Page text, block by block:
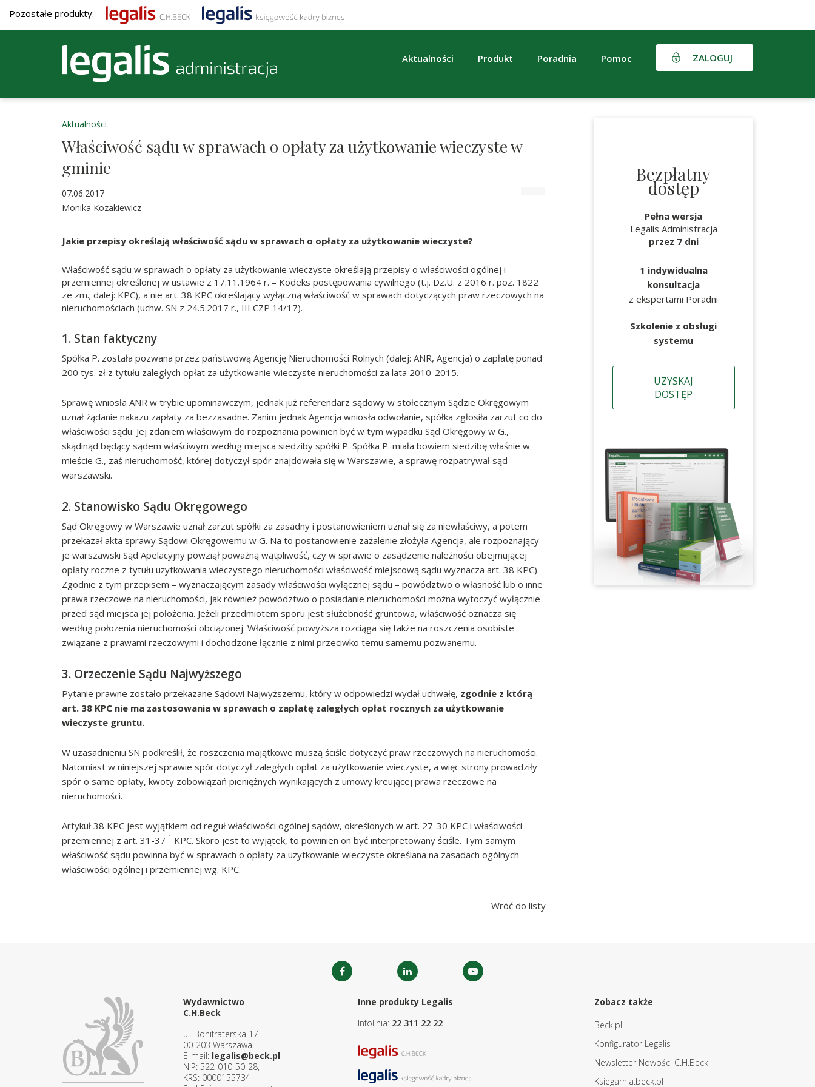
Pozostałe produkty:
Aktualności Produkt Poradnia Pomoc ZALOGUJ
Aktualności
Właściwość sądu w sprawach o opłaty za użytkowanie wieczyste w
gminie
07.06.2017
Monika Kozakiewicz
Jakie przepisy określają właściwość sądu w sprawach o opłaty za użytkowanie wieczyste?
Właściwość sądu w sprawach o opłaty za użytkowanie wieczyste określają przepisy o właściwości ogólnej i
przemiennej określonej w ustawie z 17.11.1964 r. – Kodeks postępowania cywilnego (t.j. Dz.U. z 2016 r. poz. 1822
ze zm.; dalej: KPC), a nie art. 38 KPC określający wyłączną właściwość w sprawach dotyczących praw rzeczowych na
nieruchomościach (uchw. SN z 24.5.2017 r., III CZP 14/17).
1. Stan faktyczny
Spółka P. została pozwana przez państwową Agencję Nieruchomości Rolnych (dalej: ANR, Agencja) o zapłatę ponad
200 tys. zł z tytułu zaległych opłat za użytkowanie wieczyste nieruchomości za lata 2010-2015.
Sprawę wniosła ANR w trybie upominawczym, jednak już referendarz sądowy w stołecznym Sądzie Okręgowym
uznał żądanie nakazu zapłaty za bezzasadne. Zanim jednak Agencja wniosła odwołanie, spółka zgłosiła zarzut co do
właściwości sądu. Jej zdaniem właściwym do rozpoznania powinien być w tym wypadku Sąd Okręgowy w G.,
skądinąd będący sądem właściwym według miejsca siedziby spółki P. Spółka P. miała bowiem siedzibę właśnie w
mieście G., zaś nieruchomość, której dotyczył spór znajdowała się w Warszawie, a sprawę rozpatrywał sąd
warszawski.
2. Stanowisko Sądu Okręgowego
Sąd Okręgowy w Warszawie uznał zarzut spółki za zasadny i postanowieniem uznał się za niewłaściwy, a potem
przekazał akta sprawy Sądowi Okręgowemu w G. Na to postanowienie zażalenie złożyła Agencja, ale rozpoznający
je warszawski Sąd Apelacyjny powziął poważną wątpliwość, czy w sprawie o zasądzenie należności obejmującej
opłaty roczne z tytułu użytkowania wieczystego nieruchomości właściwość miejscową sądu wyznacza art. 38 KPC).
Zgodnie z tym przepisem – wyznaczającym zasady właściwości wyłącznej sądu – powództwo o własność lub o inne
prawa rzeczowe na nieruchomości, jak również powództwo o posiadanie nieruchomości można wytoczyć wyłącznie
przed sąd miejsca jej położenia. Jeżeli przedmiotem sporu jest służebność gruntowa, właściwość oznacza się
według położenia nieruchomości obciążonej. Właściwość powyższa rozciąga się także na roszczenia osobiste
związane z prawami rzeczowymi i dochodzone łącznie z nimi przeciwko temu samemu pozwanemu.
3. Orzeczenie Sądu Najwyższego
Pytanie prawne zostało przekazane Sądowi Najwyższemu, który w odpowiedzi wydał uchwałę, zgodnie z którą
art. 38 KPC nie ma zastosowania w sprawach o zapłatę zaległych opłat rocznych za użytkowanie
wieczyste gruntu.
W uzasadnieniu SN podkreślił, że roszczenia majątkowe muszą ściśle dotyczyć praw rzeczowych na nieruchomości.
Natomiast w niniejszej sprawie spór dotyczył zaległych opłat za użytkowanie wieczyste, a więc strony prowadziły
spór o same opłaty, kwoty zobowiązań pieniężnych wynikających z umowy kreującej prawa rzeczowe na
nieruchomości.
Artykuł 38 KPC jest wyjątkiem od reguł właściwości ogólnej sądów, określonych w art. 27-30 KPC i właściwości
przemiennej z art. 31-37 1 KPC. Skoro jest to wyjątek, to powinien on być interpretowany ściśle. Tym samym
właściwość sądu powinna być w sprawach o opłaty za użytkowanie wieczyste określana na zasadach ogólnych
właściwości ogólnej i przemiennej wg. KPC.
Wróć do listy
Bezpłatny
dostęp
Pełna wersja
Legalis Administracja
przez 7 dni
1 indywidualna
konsultacja
z ekspertami Poradni
Szkolenie z obsługi
systemu
UZYSKAJ
DOSTĘP
Wydawnictwo
C.H.Beck
ul. Bonifraterska 17
00-203 Warszawa
E-mail: legalis@beck.pl
NIP: 522-010-50-28,
KRS: 0000155734
Inne produkty Legalis
Infolinia: 22 311 22 22
Zobacz także
Beck.pl
Konfigurator Legalis
Newsletter Nowości C.H.Beck
Ksiegarnia.beck.pl